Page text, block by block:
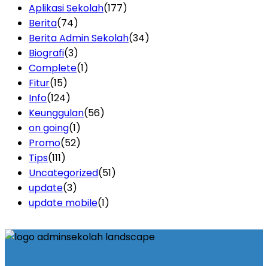
Aplikasi Sekolah(177)
Berita(74)
Berita Admin Sekolah(34)
Biografi(3)
Complete(1)
Fitur(15)
Info(124)
Keunggulan(56)
on going(1)
Promo(52)
Tips(111)
Uncategorized(51)
update(3)
update mobile(1)